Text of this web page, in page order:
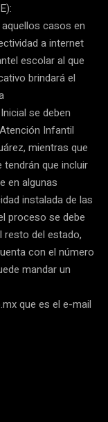
casos en
a internet
escolar al que
brindará el
se deben
Infantil
mientras que
tendrán que incluir
en algunas
instalada de las
proceso se debe
resto del estado,
con el número
mandar un
que es el e-mail